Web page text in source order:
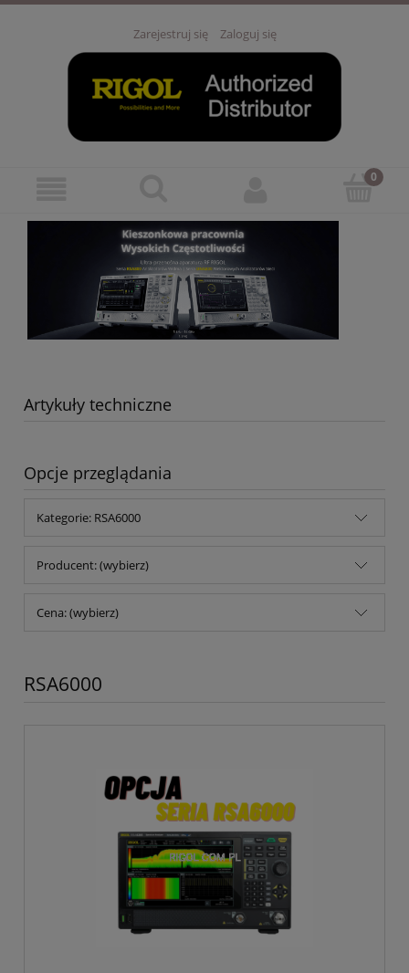
Zarejestruj się Zaloguj się
Artykuły techniczne
Opcje przeglądania
Kategorie: RSA6000
Producent: (wybierz)
Cena: (wybierz)
RSA6000